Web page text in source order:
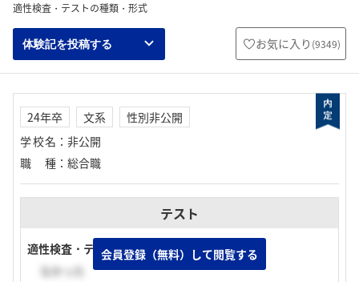
適性検査・テストの種類・形式
体験記を投稿する お気に入り (9349)
24年卒 文系
性別非公開
学校名 ： 非公開
職種 ： 総合職
テスト
適性検査・テストの有無
なかった
会員登録（無料）して閲覧する